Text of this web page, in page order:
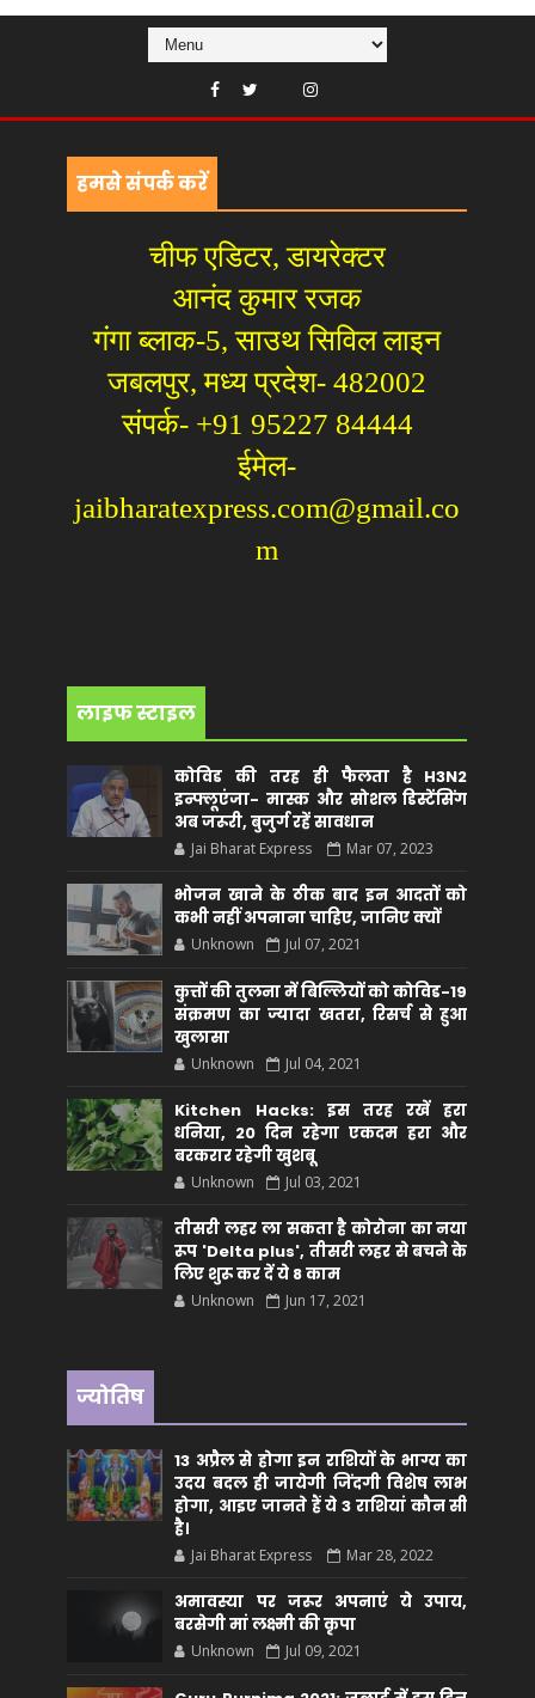
हमसे संपर्क करें
चीफ एडिटर, डायरेक्टर
आनंद कुमार रजक
गंगा ब्लाक-5, साउथ सिविल लाइन
जबलपुर, मध्य प्रदेश- 482002
संपर्क- +91 95227 84444
ईमेल-
jaibharatexpress.com@gmail.co
m
लाइफ स्टाइल
कोविड की तरह ही फैलता है H3N2
इन्फ्लूएंजा- मास्क और सोशल डिस्टेंसिंग
अब जरूरी, बुजुर्ग रहें सावधान
Jai Bharat Express Mar 07, 2023
भोजन खाने के ठीक बाद इन आदतों को
कभी नहीं अपनाना चाहिए, जानिए क्यों
Unknown Jul 07, 2021
कुत्तों की तुलना में बिल्लियों को कोविड-19
संक्रमण का ज्यादा खतरा, रिसर्च से हुआ
खुलासा
Unknown Jul 04, 2021
Kitchen Hacks: इस तरह रखें हरा
धनिया, 20 दिन रहेगा एकदम हरा और
बरकरार रहेगी खुशबू
Unknown Jul 03, 2021
तीसरी लहर ला सकता है कोरोना का नया
रूप 'Delta plus', तीसरी लहर से बचने के
लिए शुरू कर दें ये 8 काम
Unknown Jun 17, 2021
ज्योतिष
13 अप्रैल से होगा इन राशियों के भाग्य का
उदय बदल ही जायेगी जिंदगी विशेष लाभ
होगा, आइए जानते हैं ये 3 राशियां कौन सीं
है।
Jai Bharat Express Mar 28, 2022
अमावस्या पर जरूर अपनाएं ये उपाय,
बरसेगी मां लक्ष्मी की कृपा
Unknown Jul 09, 2021